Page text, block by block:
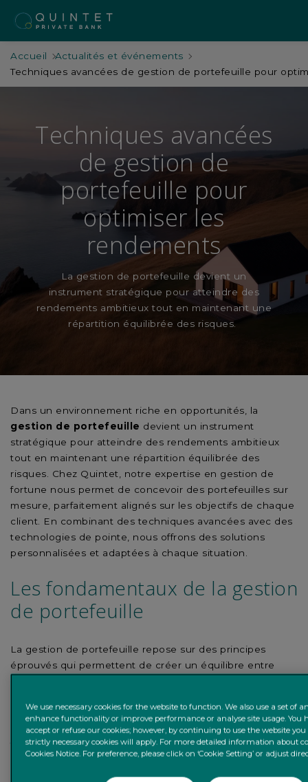
Accueil
Actualités et événements
Techniques avancées de gestion de portefeuille pour
Techniques avancées
de gestion de
portefeuille pour
optimiser les
rendements
La gestion de portefeuille devient un
instrument stratégique pour atteindre des
rendements ambitieux tout en maintenant une
répartition équilibrée des risques.
Dans un environnement riche en opportunités, la
gestion de portefeuille devient un instrument
stratégique pour atteindre des rendements ambitieux
tout en maintenant une répartition équilibrée des
risques. Chez Quintet, notre expertise en gestion de
fortune nous permet de concevoir des portefeuilles sur
mesure, parfaitement alignés sur les objectifs de chaque
client. En combinant des techniques avancées avec des
technologies de pointe, nous offrons des solutions
personnalisées et adaptées à chaque situation.
Les fondamentaux de la gestion
de portefeuille
La gestion de portefeuille repose sur des principes
éprouvés qui permettent de créer un équilibre entre
investissements sur diverses classes d'actifs, secteurs et
régions géographiques, on réduit l'impact des
fluctuations du marché sur le portefeuille global. Cela
permet d’optimiser les performances tout en limitant
l’exposition aux risques spécifiques.
We use necessary cookies for the website to function. We also use a set of
enhance functionality or improve performance or analyse site usage. You
accept or refuse our cookies; however, by continuing to use the website
strictly necessary cookies will apply. For more detailed information about
Cookies Notice. For preference, please click on ‘Cookie Setting’ or adjust